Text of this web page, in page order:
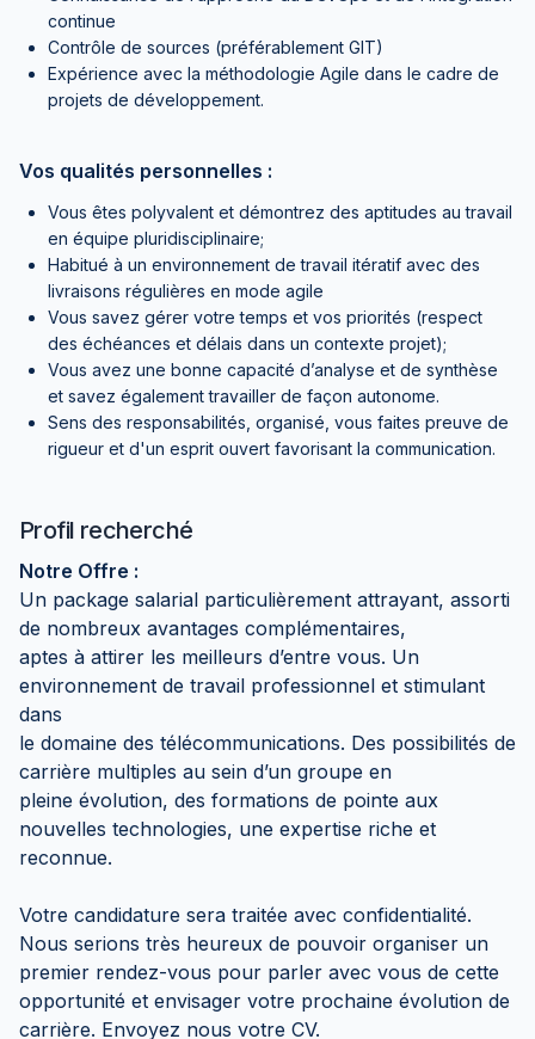
continue
Contrôle de sources (préférablement GIT)
Expérience avec la méthodologie Agile dans le cadre de
projets de développement.
Vos qualités personnelles :
Vous êtes polyvalent et démontrez des aptitudes au travail
en équipe pluridisciplinaire;
Habitué à un environnement de travail itératif avec des
livraisons régulières en mode agile
Vous savez gérer votre temps et vos priorités (respect
des échéances et délais dans un contexte projet);
Vous avez une bonne capacité d’analyse et de synthèse
et savez également travailler de façon autonome.
Sens des responsabilités, organisé, vous faites preuve de
rigueur et d'un esprit ouvert favorisant la communication.
Profil recherché
Notre Offre :
Un package salarial particulièrement attrayant, assorti
de nombreux avantages complémentaires,
aptes à attirer les meilleurs d’entre vous. Un
environnement de travail professionnel et stimulant
dans
le domaine des télécommunications. Des possibilités de
carrière multiples au sein d’un groupe en
pleine évolution, des formations de pointe aux
nouvelles technologies, une expertise riche et
reconnue.
Votre candidature sera traitée avec confidentialité.
Nous serions très heureux de pouvoir organiser un
premier rendez-vous pour parler avec vous de cette
opportunité et envisager votre prochaine évolution de
carrière. Envoyez nous votre CV.